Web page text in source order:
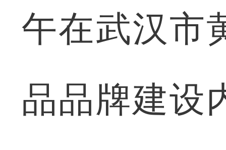
午在武汉市
品品牌建设